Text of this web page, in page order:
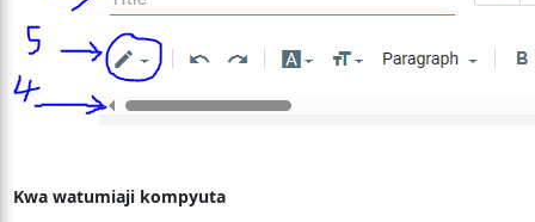
Kwa watumiaji kompyuta